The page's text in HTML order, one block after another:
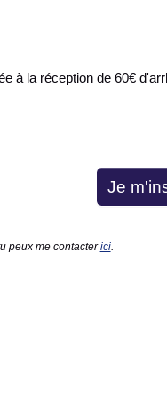
à la réception de 60€
Je
peux me contacterici.